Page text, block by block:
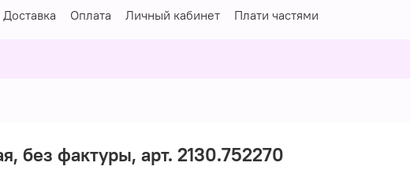
Доставка Оплата Личный кабинет Плати частями
без фактуры, арт. 2130.752270